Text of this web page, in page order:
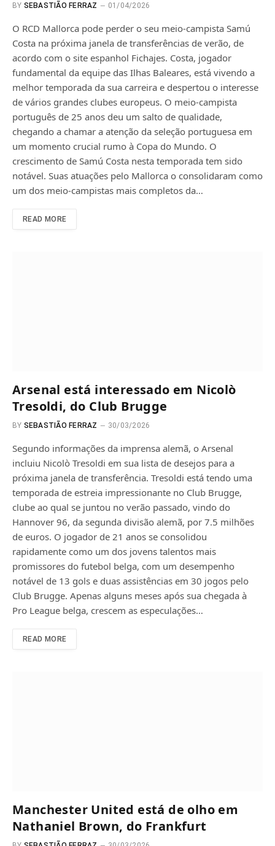
BY SEBASTIÃO FERRAZ 01/04/2026
O RCD Mallorca pode perder o seu meio-campista Samú
Costa na próxima janela de transferências de verão, de
acordo com o site espanhol Fichajes. Costa, jogador
fundamental da equipe das Ilhas Baleares, está vivendo a
melhor temporada da sua carreira e despertou o interesse
de vários grandes clubes europeus. O meio-campista
português de 25 anos deu um salto de qualidade,
chegando a chamar a atenção da seleção portuguesa em
um momento crucial rumo à Copa do Mundo. O
crescimento de Samú Costa nesta temporada tem sido
notável. Suas atuações pelo Mallorca o consolidaram como
um dos meio-campistas mais completos da…
READ MORE
Arsenal está interessado em Nicolò
Tresoldi, do Club Brugge
BY SEBASTIÃO FERRAZ 30/03/2026
Segundo informações da imprensa alemã, o Arsenal
incluiu Nicolò Tresoldi em sua lista de desejos para a
próxima janela de transferência. Tresoldi está tendo uma
temporada de estreia impressionante no Club Brugge,
clube ao qual se juntou no verão passado, vindo do
Hannover 96, da segunda divisão alemã, por 7.5 milhões
de euros. O jogador de 21 anos se consolidou
rapidamente como um dos jovens talentos mais
promissores do futebol belga, com um desempenho
notável de 13 gols e duas assistências em 30 jogos pelo
Club Brugge. Apenas alguns meses após sua chegada à
Pro League belga, crescem as especulações…
READ MORE
Manchester United está de olho em
Nathaniel Brown, do Frankfurt